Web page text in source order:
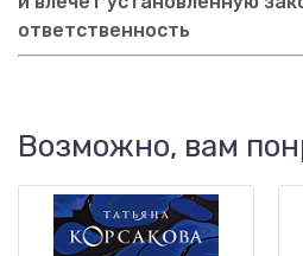
ответственность
Возможно, вам